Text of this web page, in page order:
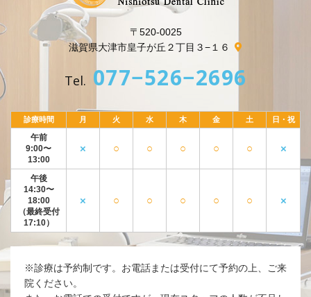
〒520-0025
滋賀県大津市皇子が丘２丁目３−１６
Tel. 077−526−2696
診療時間 月 火 水 木 金 土 日・祝
午前
9:00〜
13:00
× ○ ○ ○ ○ ○ ×
午後
14:30〜
18:00
（最終受付
17:10）
× ○ ○ ○ ○ ○ ×
※診療は予約制です。お電話または受付にて予約の上、ご来
院ください。